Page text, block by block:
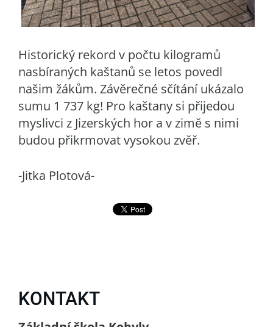
Historický rekord v počtu kilogramů
nasbíraných kaštanů se letos povedl
našim žákům. Závěrečné sčítání ukázalo
sumu 1 737 kg! Pro kaštany si přijedou
myslivci z Jizerských hor a v zimě s nimi
budou přikrmovat vysokou zvěř.
-Jitka Plotová-
KONTAKT